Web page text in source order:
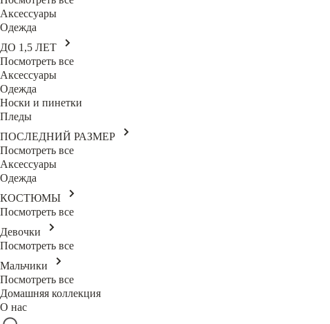
Аксессуары
Одежда
ДО 1,5 ЛЕТ
Посмотреть все
Аксессуары
Одежда
Носки и пинетки
Пледы
ПОСЛЕДНИЙ РАЗМЕР
Посмотреть все
Аксессуары
Одежда
КОСТЮМЫ
Посмотреть все
Девочки
Посмотреть все
Мальчики
Посмотреть все
Домашняя коллекция
О нас